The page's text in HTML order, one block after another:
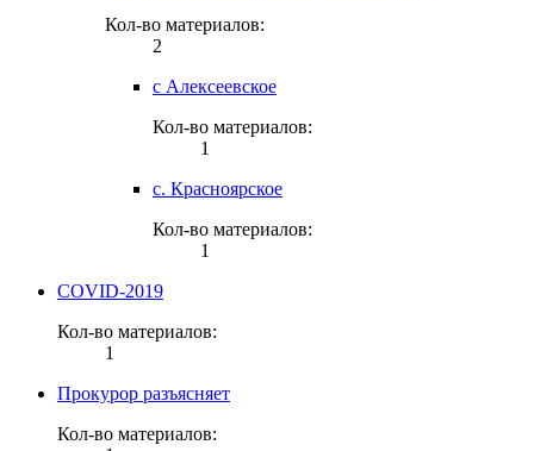
Кол-во материалов:
2
с Алексеевское
Кол-во материалов:
1
с. Красноярское
Кол-во материалов:
1
COVID-2019
Кол-во материалов:
1
Прокурор разъясняет
Кол-во материалов: